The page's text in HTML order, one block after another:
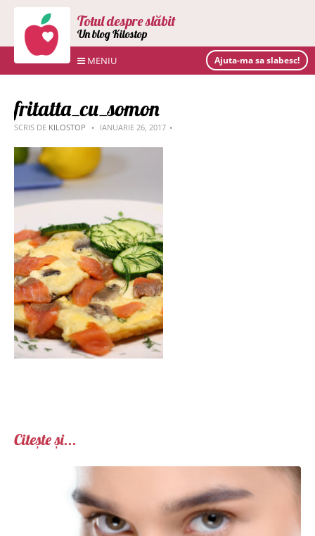
Totul despre slăbit
Un blog Kilostop
MENIU Ajuta-ma sa slabesc!
fritatta_cu_somon
SCRIS DE KILOSTOP IANUARIE 26, 2017
Citește și...